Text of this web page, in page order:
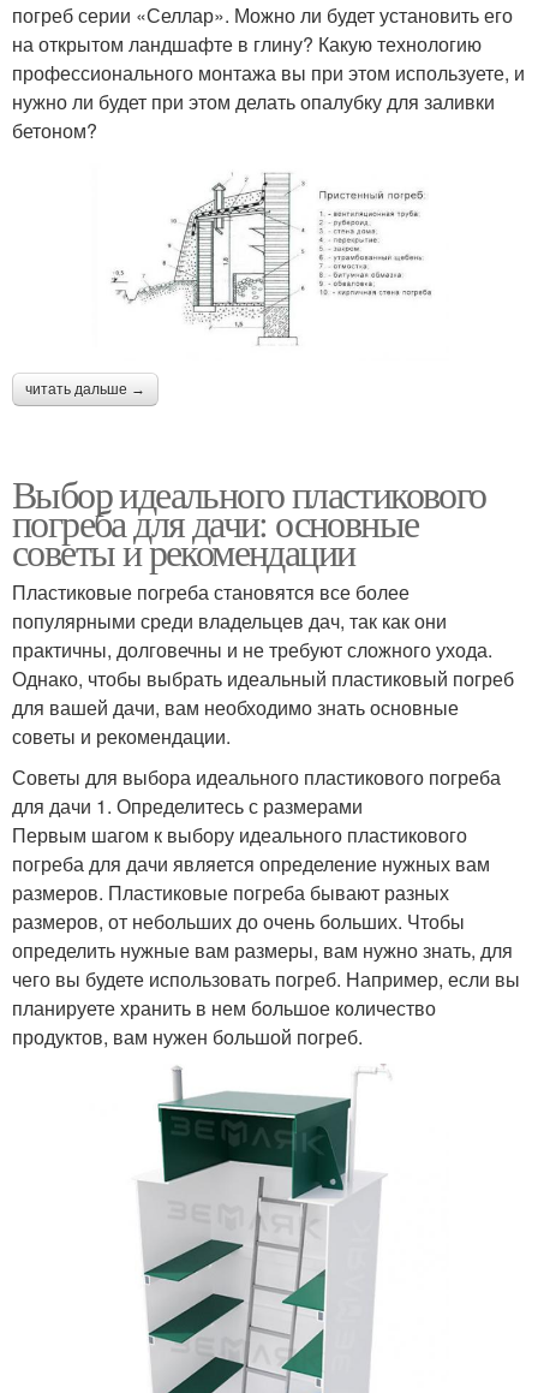
погреб серии «Селлар». Можно ли будет установить его
на открытом ландшафте в глину? Какую технологию
профессионального монтажа вы при этом используете, и
нужно ли будет при этом делать опалубку для заливки
бетоном?
читать дальше →
Выбор идеального пластикового
погреба для дачи: основные
советы и рекомендации
Пластиковые погреба становятся все более
популярными среди владельцев дач, так как они
практичны, долговечны и не требуют сложного ухода.
Однако, чтобы выбрать идеальный пластиковый погреб
для вашей дачи, вам необходимо знать основные
советы и рекомендации.
Советы для выбора идеального пластикового погреба
для дачи 1. Определитесь с размерами
Первым шагом к выбору идеального пластикового
погреба для дачи является определение нужных вам
размеров. Пластиковые погреба бывают разных
размеров, от небольших до очень больших. Чтобы
определить нужные вам размеры, вам нужно знать, для
чего вы будете использовать погреб. Например, если вы
планируете хранить в нем большое количество
продуктов, вам нужен большой погреб.